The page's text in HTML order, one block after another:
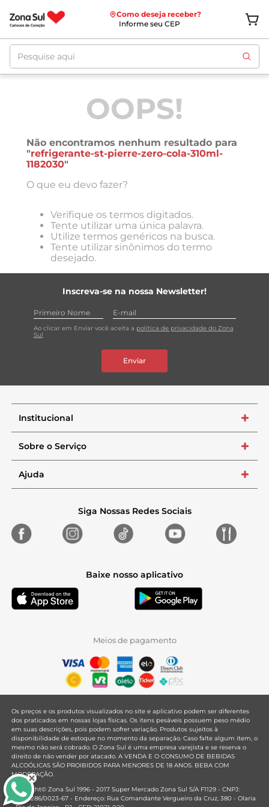
Como deseja receber?
Informe seu CEP
Pesquise aqui
OOPS!
Não encontramos nenhum resultado para
"refrigerante-st-pierre-zero-cola-310ml-
1182030"
O que eu devo fazer?
Verifique os termos digitados.
Tente utilizar uma única palavra.
Utilize termos genéricos na busca.
Tente utilizar sinônimos do termo
desejado.
Inscreva-se na nossa Newsletter!
Ao clicar em Enviar você aceita a política de privacidade do Zona
Sul
Enviar
Institucional +
Sobre o Serviço +
Ajuda +
Siga Nossas Redes Sociais
Baixe nosso aplicativo
Meios de pagamento
Os preços e os produtos visualizados no site e aplicativo podem ser diferentes
dos praticados em nossas lojas físicas. Os itens pesáveis possuem peso médio
em suas descrições, pois podem sofrer variação. Produtos sujeitos à
disponibilidade de estoque no momento da separação. Caso falte algum item, o
mesmo não será cobrado. O Zona Sul é uma empresa varejista e se reserva o
direito de não vender por atacado. A VENDA E O CONSUMO DE BEBIDAS
ALCOÓLICAS SÃO PROIBIDOS PARA MENORES DE 18 ANOS. BEBA COM
MODERAÇÃO.
Copyright© Zona Sul 1996 - 2017 Super Mercado Zona Sul S/A F1129 - CNPJ:
33.381.286/0023-67 - Endereço: Rua Comandante Vergueiro da Cruz, 380 - Olaria